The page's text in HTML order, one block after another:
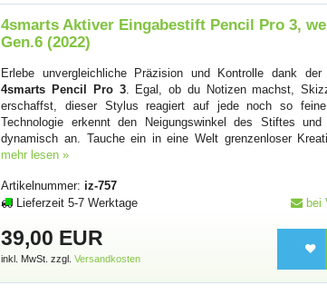
4smarts Aktiver Eingabestift Pencil Pro 3,
Gen.6 (2022)
Erlebe unvergleichliche Präzision und Kontrolle dank der
4smarts Pencil Pro 3. Egal, ob du Notizen machst,
erschaffst, dieser Stylus reagiert auf jede noch so
Technologie erkennt den Neigungswinkel des Stiftes
dynamisch an. Tauche ein in eine Welt grenzenloser
mehr lesen »
Artikelnummer: iz-757
Lieferzeit 5-7 Werktage
bei
39,00 EUR
inkl. MwSt. zzgl.Versandkosten